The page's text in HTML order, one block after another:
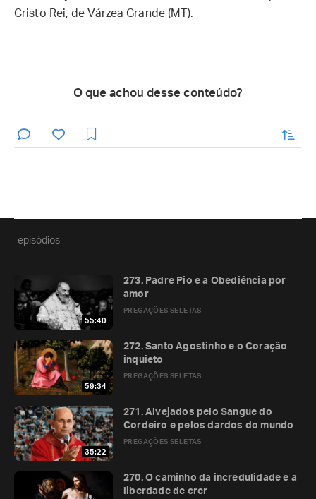
Cristo Rei, de Várzea Grande (MT).
O que achou desse conteúdo?
enviar
episódios
55:40
PREGAÇÕES SELETAS
273. Padre Pio e a Obediência por
amor
59:34
PREGAÇÕES SELETAS
272. Santo Agostinho e o Coração
inquieto
35:22
PREGAÇÕES SELETAS
271. Alvejados pelo Sangue do
Cordeiro e pelos dardos do mundo
270. O caminho da incredulidade e a
liberdade de crer